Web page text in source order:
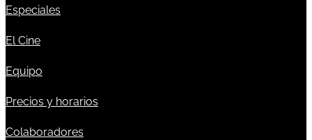
Especiales
El Cine
Equipo
Precios y horarios
Colaboradores